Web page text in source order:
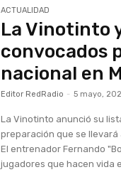
ACTUALIDAD
La Vinotinto
convocados
nacional en
Editor RedRadio - 5 mayo,
La Vinotinto anunció su
preparación que se llevará
El entrenador Fernando
jugadores que hacen vida